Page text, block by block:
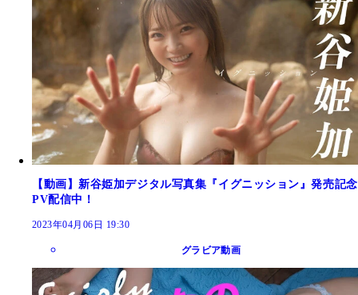
【動画】新谷姫加デジタル写真集『イグニッション』発売記念
PV配信中！
2023年04月06日 19:30
グラビア動画